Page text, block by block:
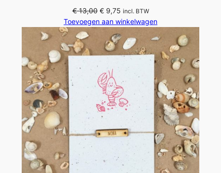
€13,00 Oorspronkelijke
prijs
€ 13,00.
€9,75Huidige
prijs
€ 9,75.
incl. BTW
Toevoegen aan winkelwagen